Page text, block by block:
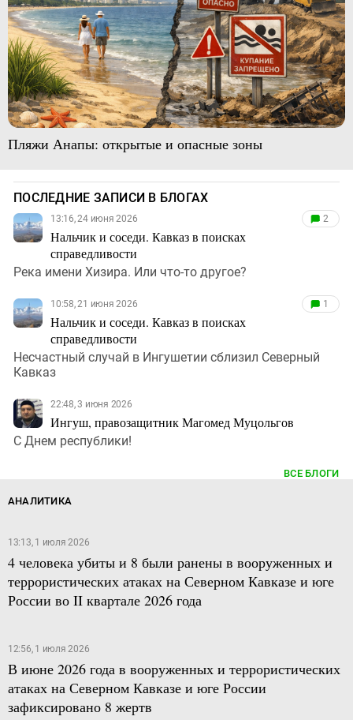
Пляжи Анапы: открытые и опасные зоны
ПОСЛЕДНИЕ ЗАПИСИ В БЛОГАХ
13:16, 24 июня 2026
Нальчик и соседи. Кавказ в поисках
справедливости
2
Река имени Хизира. Или что-то другое?
10:58, 21 июня 2026
Нальчик и соседи. Кавказ в поисках
справедливости
1
Несчастный случай в Ингушетии сблизил Северный
Кавказ
22:48, 3 июня 2026
Ингуш, правозащитник Магомед Муцольгов
С Днем республики!
ВСЕ БЛОГИ
АНАЛИТИКА
13:13, 1 июля 2026
4 человека убиты и 8 были ранены в вооруженных и
террористических атаках на Северном Кавказе и юге
России во II квартале 2026 года
12:56, 1 июля 2026
В июне 2026 года в вооруженных и террористических
атаках на Северном Кавказе и юге России
зафиксировано 8 жертв